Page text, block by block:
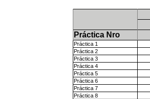
Práctica Nro
Práctica 1
Práctica 2
Práctica 3
Práctica 4
Práctica 5
Práctica 6
Práctica 7
Práctica 8